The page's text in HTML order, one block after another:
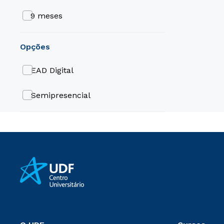
9 meses
opções
EAD Digital
Semipresencial